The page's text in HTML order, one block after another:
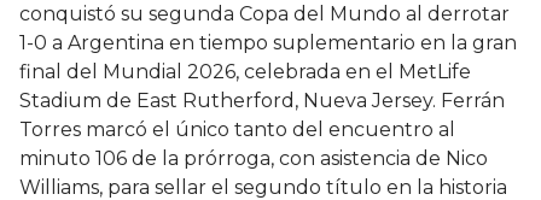
conquistó su segunda Copa del Mundo al derrotar
1-0 a Argentina en tiempo suplementario en la gran
final del Mundial 2026, celebrada en el MetLife
Stadium de East Rutherford, Nueva Jersey. Ferrán
Torres marcó el único tanto del encuentro al
minuto 106 de la prórroga, con asistencia de Nico
Williams, para sellar el segundo título en la historia